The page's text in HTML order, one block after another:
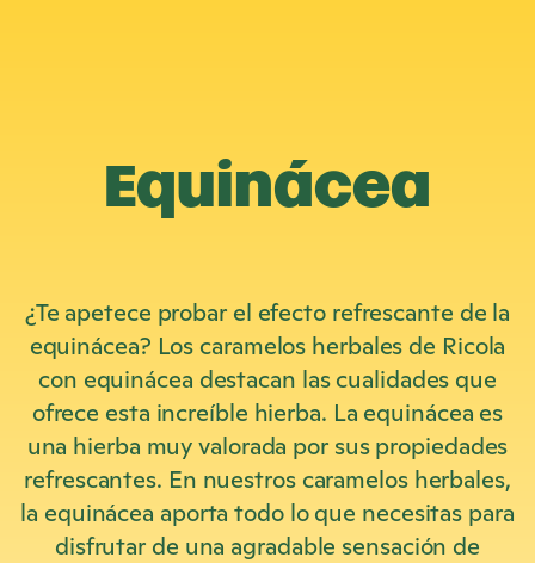
Equinácea
¿Te apetece probar el efecto refrescante de la
equinácea? Los caramelos herbales de Ricola
con equinácea destacan las cualidades que
ofrece esta increíble hierba. La equinácea es
una hierba muy valorada por sus propiedades
refrescantes. En nuestros caramelos herbales,
la equinácea aporta todo lo que necesitas para
disfrutar de una agradable sensación de